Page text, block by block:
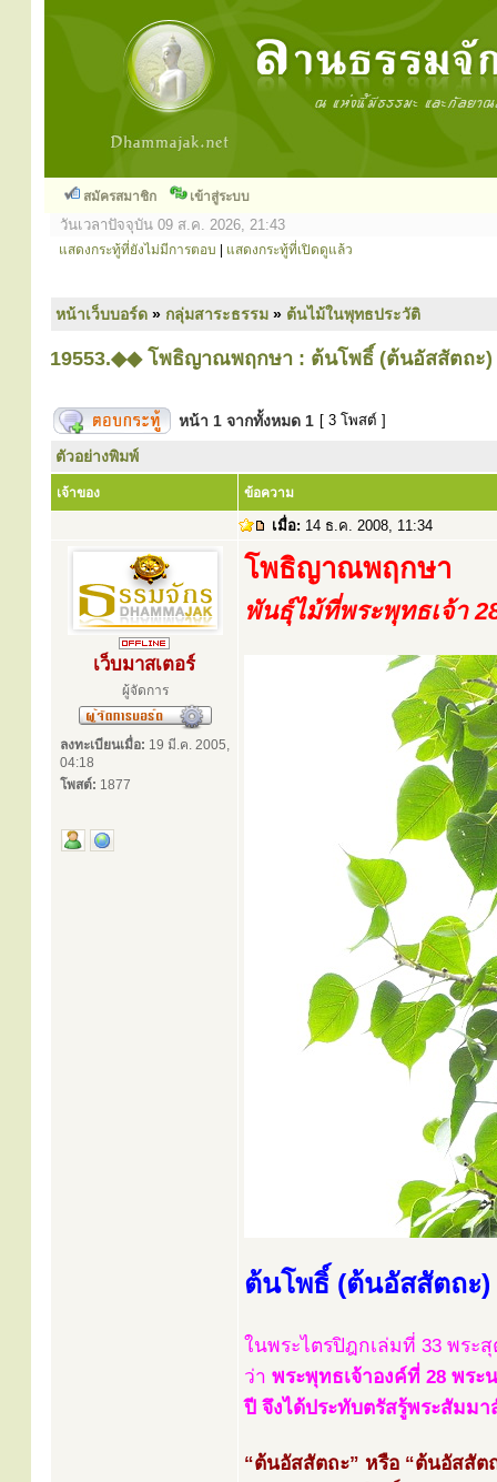
สมัครสมาชิก เข้าสู่ระบบ
วันเวลาปัจจุบัน 09 ส.ค. 2026, 21:43
แสดงกระทู้ที่ยังไม่มีการตอบ แสดงกระทู้ที่เปิดดูแล้ว
หน้าเว็บบอร์ด » กลุ่มสาระธรรม » ต้นไม้ในพุทธประวัติ
19553.◆◆ โพธิญาณพฤกษา : ต้นโพธิ์ (ต้นอัสสัตถะ)
หน้า 1 จากทั้งหมด 1 [ 3 โพสต์ ]
ตัวอย่างพิมพ์
เจ้าของ ข้อความ
เมื่อ: 14 ธ.ค. 2008, 11:34
เว็บมาสเตอร์
ผู้จัดการ
ลงทะเบียนเมื่อ: 19 มี.ค. 2005,
04:18
โพสต์: 1877
โพธิญาณพฤกษา
พันธุ์ไม้ที่พระพุทธเจ้า
ต้นโพธิ์ (ต้นอัสสัตถะ)
ในพระไตรปิฎกเล่มที่ 33 พร
ว่า พระพุทธเจ้าองค์ที่ 28 พระ
ปี จึงได้ประทับตรัสรู้พระสัม
“ต้นอัสสัตถะ” หรือ “ต้นอัสสั